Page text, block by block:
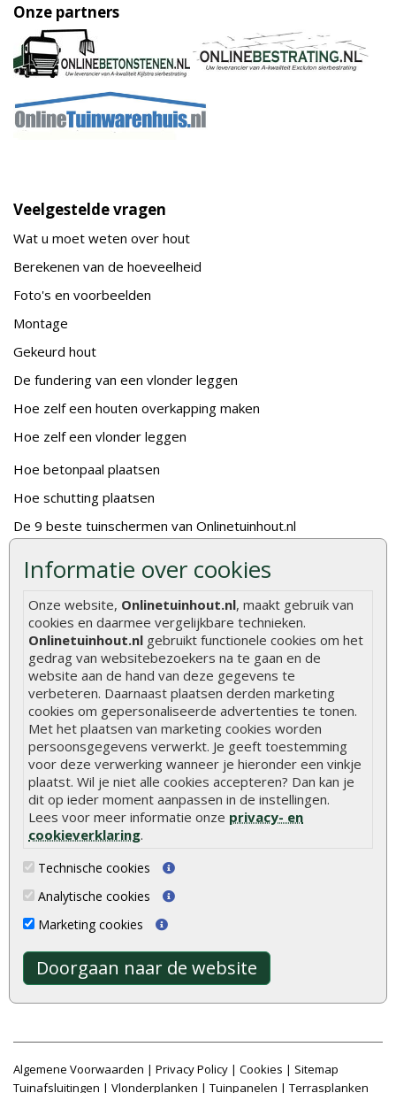
Informatie over cookies
Onze website, Onlinetuinhout.nl, maakt gebruik van
cookies en daarmee vergelijkbare technieken.
Onlinetuinhout.nl gebruikt functionele cookies om het
gedrag van websitebezoekers na te gaan en de
website aan de hand van deze gegevens te
verbeteren. Daarnaast plaatsen derden marketing
cookies om gepersonaliseerde advertenties te tonen.
Met het plaatsen van marketing cookies worden
persoonsgegevens verwerkt. Je geeft toestemming
voor deze verwerking wanneer je hieronder een vinkje
plaatst. Wil je niet alle cookies accepteren? Dan kan je
dit op ieder moment aanpassen in de instellingen.
Lees voor meer informatie onze privacy- en
cookieverklaring.
Technische cookies
Analytische cookies
Marketing cookies
Doorgaan naar de website
Onze partners
Veelgestelde vragen
Wat u moet weten over hout
Berekenen van de hoeveelheid
Foto's en voorbeelden
Montage
Gekeurd hout
De fundering van een vlonder leggen
Hoe zelf een houten overkapping maken
Hoe zelf een vlonder leggen
Hoe betonpaal plaatsen
Hoe schutting plaatsen
De 9 beste tuinschermen van Onlinetuinhout.nl
Duurzame tuin
Welke palen voor een schapenhek
Alle populaire categorieën
Tuinhout
Schutting
Vlonderplanken
Tuinpalen
Tuinhekken
Tuinhuizen
Tuindeuren
Tuinschermen
Schuttingplanken
Steigerplanken
Douglas hout
Rabatdelen
Onlinetuinhout.nl ©2026
Algemene Voorwaarden | Privacy Policy | Cookies | Sitemap
Tuinafsluitingen | Vlonderplanken | Tuinpanelen | Terrasplanken